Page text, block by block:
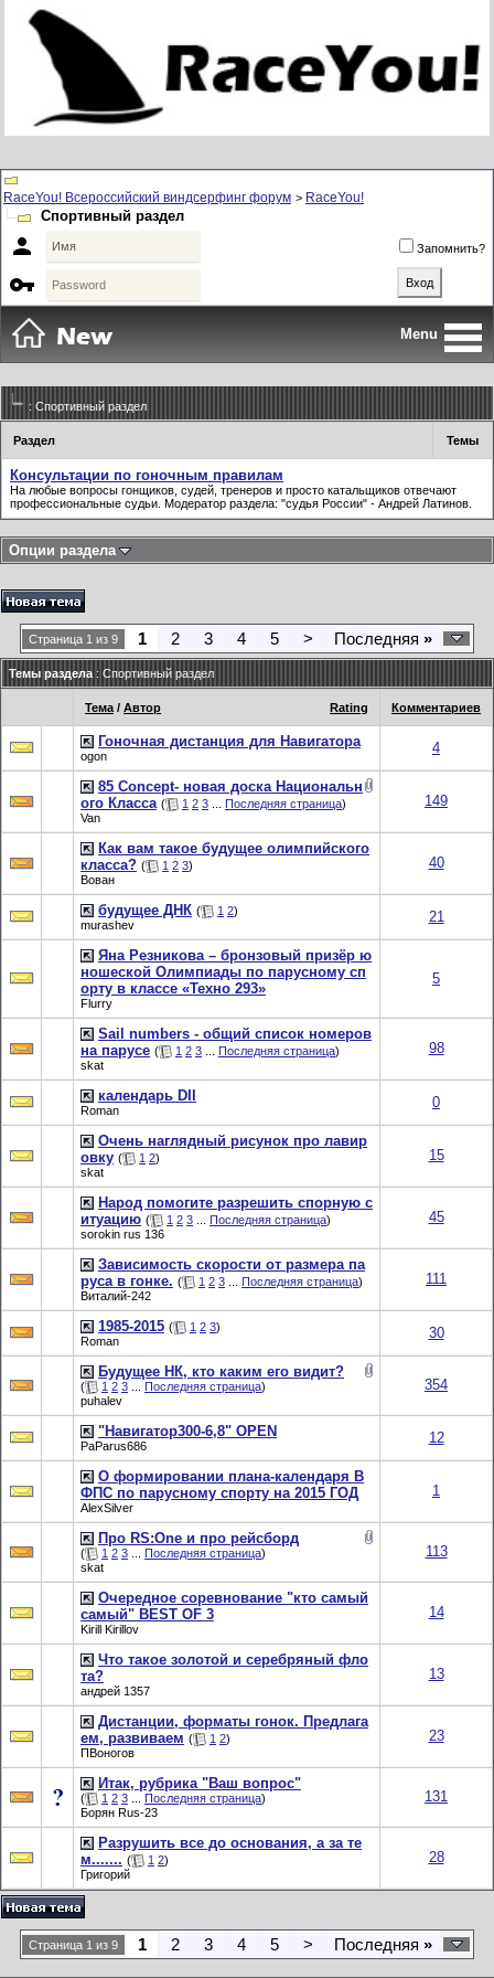
RaceYou! Всероссийский виндсерфинг форум > RaceYou!
Спортивный раздел
 Запомнить?

Menu
: Спортивный раздел
Раздел Темы
Консультации по гоночным правилам
На любые вопросы гонщиков, судей, тренеров и просто катальщиков отвечают
профессиональные судьи. Модератор раздела: "судья России" - Андрей Латинов.
Опции раздела
Страница 1 из 9 1 2 3 4 5 > Последняя »
Темы раздела : Спортивный раздел
Rating
Тема / Автор Комментариев
Гоночная дистанция для Навигатора
ogon 4
85 Concept- новая доска Национальн
ого Класса ( 1 2 3 Последняя страница)
Van
149
Как вам такое будущее олимпийского
класса? ( 1 2 3)
Вован
40
будущее ДНК ( 1 2)
murashev
21
Яна Резникова – бронзовый призёр ю
ношеской Олимпиады по парусному сп
орту в классе «Техно 293»
Flurry
5
Sail numbers - общий список номеров
на парусе ( 1 2 3 Последняя страница)
skat
98
календарь DII
Roman 0
Очень наглядный рисунок про лавир
овку ( 1 2)
skat
15
Народ помогите разрешить спорную с
итуацию ( 1 2 3 Последняя страница)
sorokin rus 136
45
Зависимость скорости от размера па
руса в гонке. ( 1 2 3 Последняя страница)
Виталий-242
111
1985-2015 ( 1 2 3)
Roman
30
Будущее НК, кто каким его видит?
( 1 2 3 Последняя страница)
puhalev
354
"Навигатор300-6,8" OPEN
PaParus686 12
О формировании плана-календаря В
ФПС по парусному спорту на 2015 ГОД
AlexSilver
1
Про RS:One и про рейсборд
( 1 2 3 Последняя страница)
skat
113
Очередное соревнование "кто самый
самый" BEST OF 3
Kirill Kirillov
14
Что такое золотой и серебряный фло
та?
андрей 1357
13
Дистанции, форматы гонок. Предлага
ем, развиваем ( 1 2)
ПВоногов
23
Итак, рубрика "Ваш вопрос"
( 1 2 3 Последняя страница)
Борян Rus-23
131
Разрушить все до основания, а за те
м....... ( 1 2)
Григорий
28
Страница 1 из 9 1 2 3 4 5 > Последняя »